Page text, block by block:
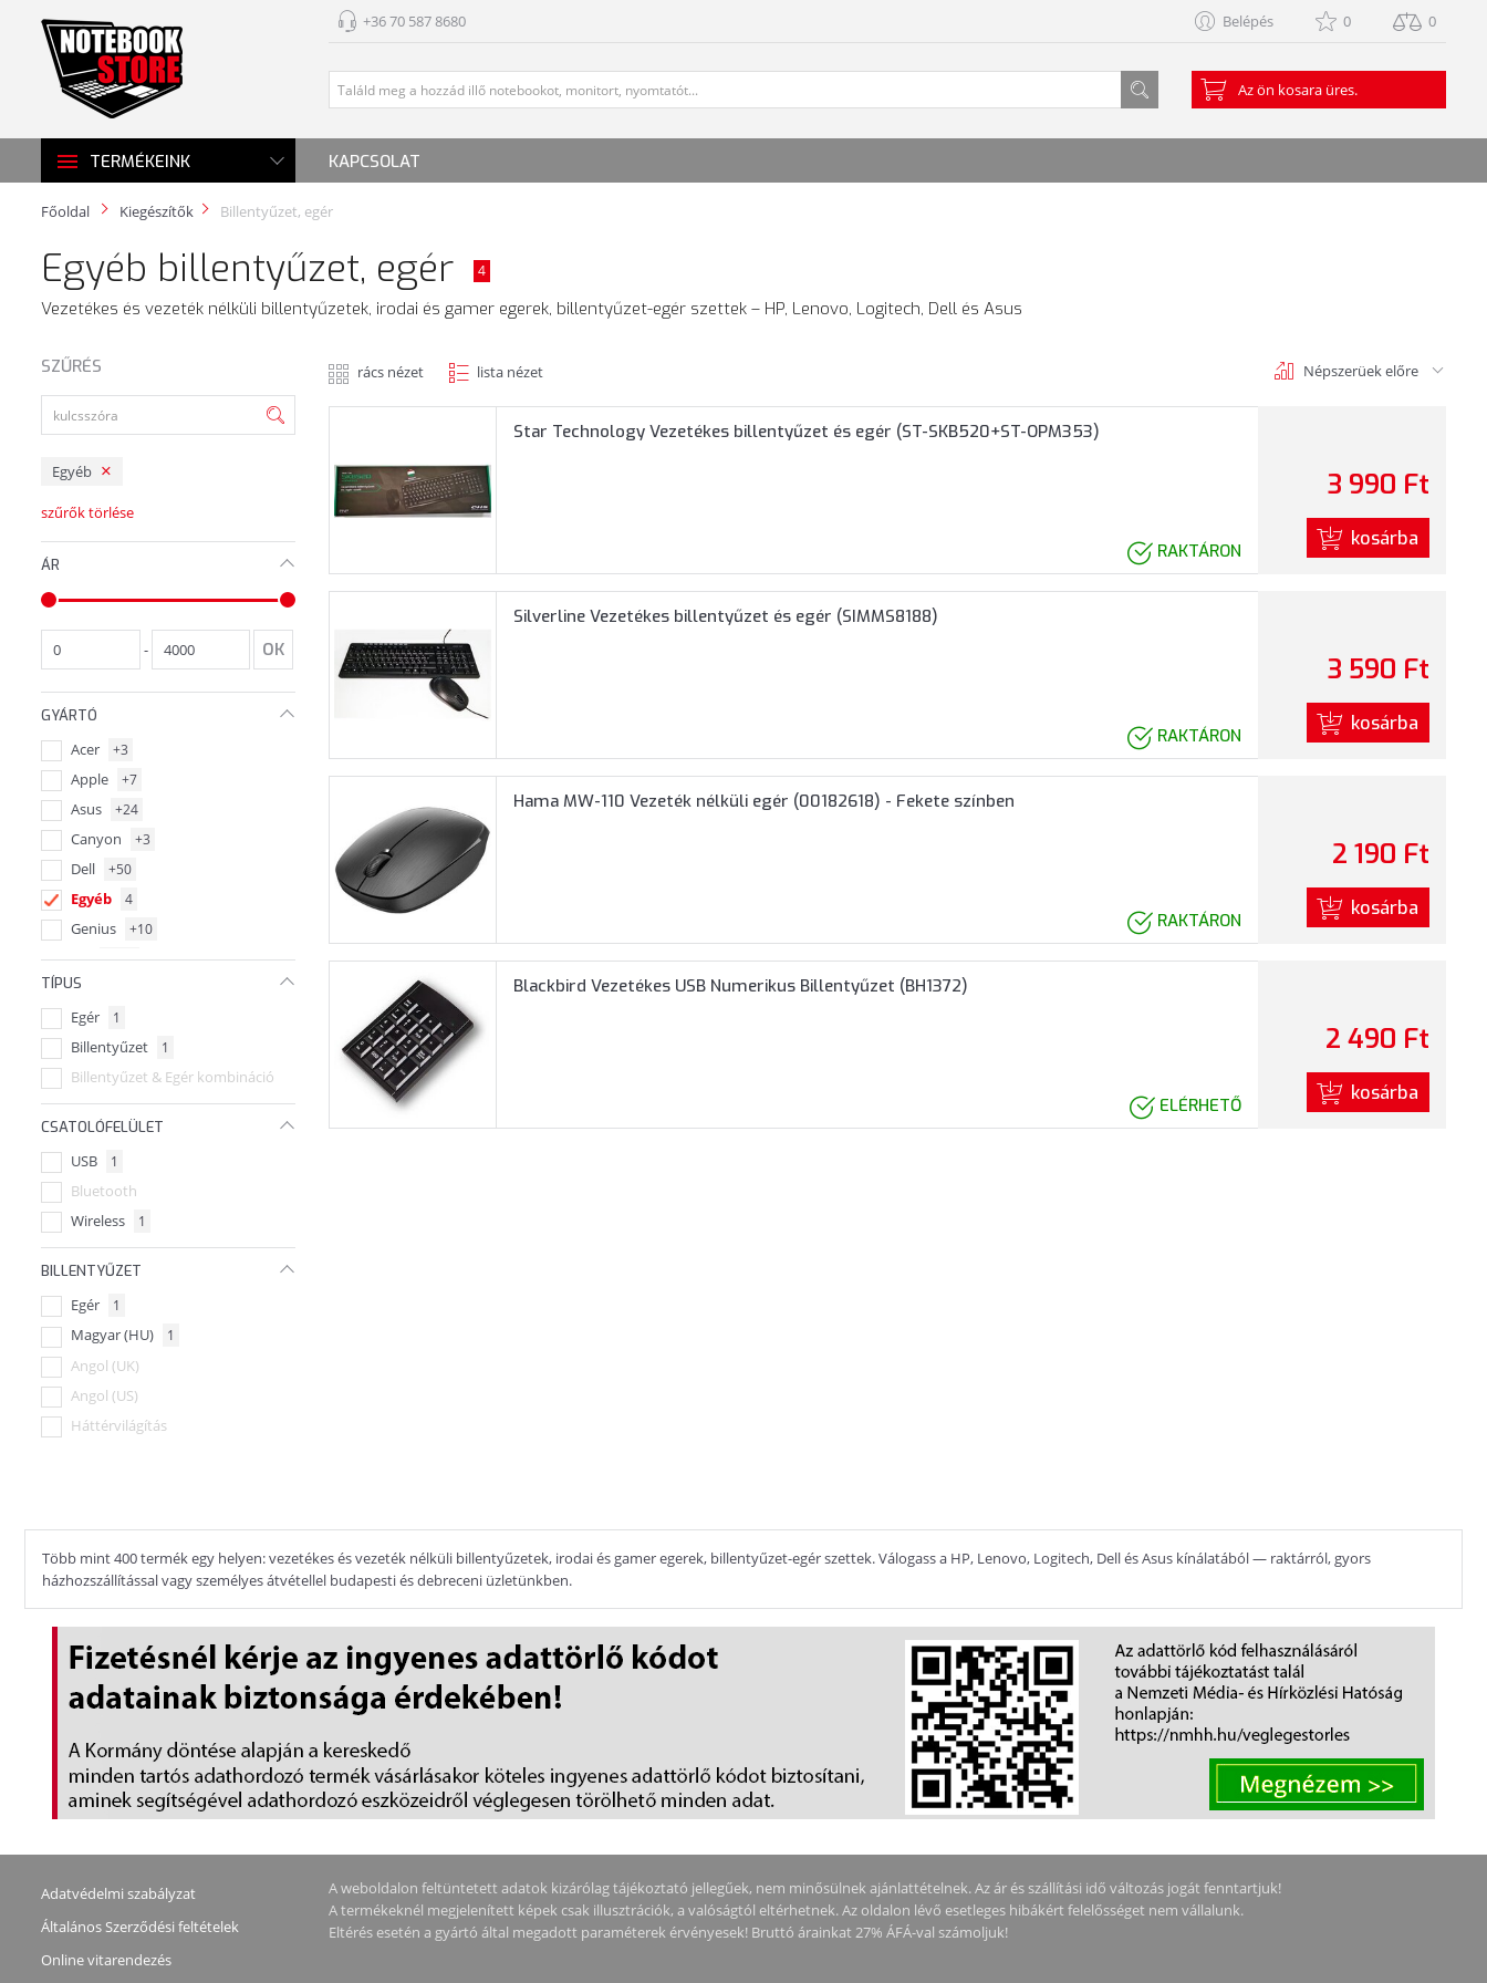
+36 70 587 8680 Belépés 0 0
Az ön kosara üres.
TERMÉKEINK KAPCSOLAT
Főoldal Kiegészítők Billentyűzet, egér
Egyéb billentyűzet, egér 4
Vezetékes és vezeték nélküli billentyűzetek, irodai és gamer egerek, billentyűzet-egér szettek – HP, Lenovo, Logitech, Dell és Asus
SZŰRÉS
Egyéb
szűrők törlése
ÁR
-
GYÁRTÓ
Acer +3
Apple +7
Asus +24
Canyon +3
Dell +50
Egyéb 4
Genius +10
HP +114
Lenovo
Logitech
Noxo +1
Rapoo +1
T-Wolf +1
TÍPUS
Egér 1
Billentyűzet 1
Billentyűzet & Egér kombináció
CSATOLÓFELÜLET
USB 1
Bluetooth
Wireless
1
BILLENTYŰZET
Egér 1
Magyar (HU) 1
Angol (UK)
Angol (US)
Háttérvilágítás
rács nézet lista nézet Népszerüek előre
Star Technology Vezetékes billentyűzet és egér (ST-SKB520+ST-OPM353)
RAKTÁRON
3 990 Ft
kosárba
Silverline Vezetékes billentyűzet és egér (SIMMS8188)
RAKTÁRON
3 590 Ft
kosárba
Hama MW-110 Vezeték nélküli egér (00182618) - Fekete színben
RAKTÁRON
2 190 Ft
kosárba
Blackbird Vezetékes USB Numerikus Billentyűzet (BH1372)
ELÉRHETŐ
2 490 Ft
kosárba
Több mint 400 termék egy helyen: vezetékes és vezeték nélküli billentyűzetek, irodai és gamer egerek, billentyűzet-egér szettek. Válogass a HP, Lenovo, Logitech, Dell és Asus kínálatából — raktárról, gyors
házhozszállítással vagy személyes átvétellel budapesti és debreceni üzletünkben.
Adatvédelmi szabályzat
Általános Szerződési feltételek
Online vitarendezés
A weboldalon feltüntetett adatok kizárólag tájékoztató jellegűek, nem minősülnek ajánlattételnek. Az ár és szállítási idő változás jogát fenntartjuk!
A termékeknél megjelenített képek csak illusztrációk, a valóságtól eltérhetnek. Az oldalon lévő esetleges hibákért felelősséget nem vállalunk.
Eltérés esetén a gyártó által megadott paraméterek érvényesek! Bruttó árainkat 27% ÁFÁ-val számoljuk!